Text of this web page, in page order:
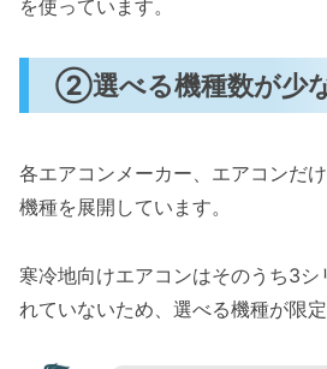
を使っています。
②選べる機種数が少
各エアコンメーカー、エアコンだ
機種を展開しています。
寒冷地向けエアコンはそのうち3シ
れていないため、選べる機種が限定